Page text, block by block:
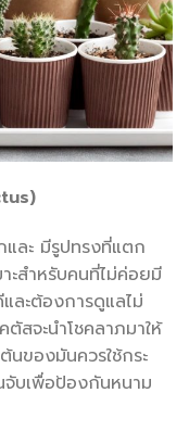
และ มีรูปทรงที่แตก
ะสำหรับคนที่ไม่ค่อยมี
ละต้องการดูแลไม่
สจะนำโชคลาภมาให้
ของมันควรใช้กระ
บเพื่อป้องกันหนาม